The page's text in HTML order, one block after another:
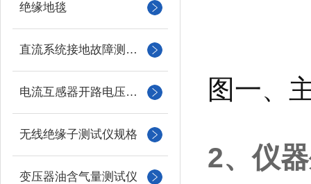
绝缘地毯
直流系统接地故障测试仪
电流互感器开路电压测试仪
无线绝缘子测试仪规格
变压器油含气量测试仪
图一、
2、仪